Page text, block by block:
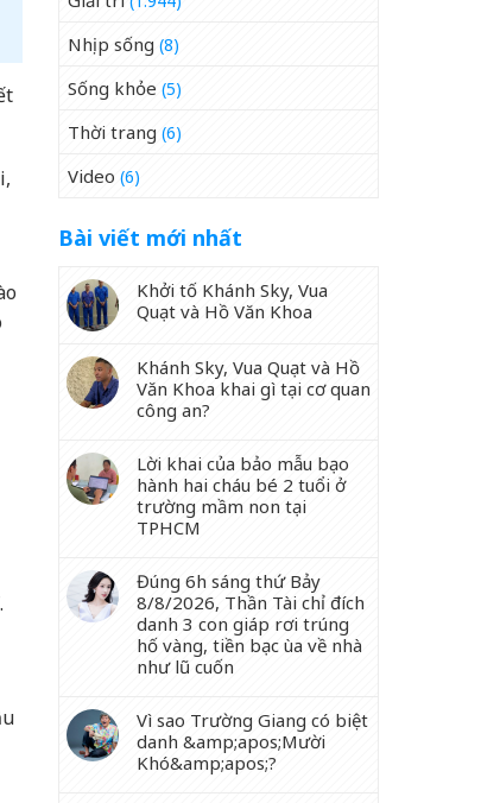
Nhịp sống (8)
Sống khỏe (5)
Thời trang (6)
Video (6)
Bài viết mới nhất
Khởi tố Khánh Sky, Vua
Quạt và Hồ Văn Khoa
Khánh Sky, Vua Quạt và Hồ
Văn Khoa khai gì tại cơ quan
công an?
Lời khai của bảo mẫu bạo
hành hai cháu bé 2 tuổi ở
trường mầm non tại
TPHCM
Đúng 6h sáng thứ Bảy
8/8/2026, Thần Tài chỉ đích
danh 3 con giáp rơi trúng
hố vàng, tiền bạc ùa về nhà
như lũ cuốn
Vì sao Trường Giang có biệt
danh &amp;apos;Mười
Khó&amp;apos;?